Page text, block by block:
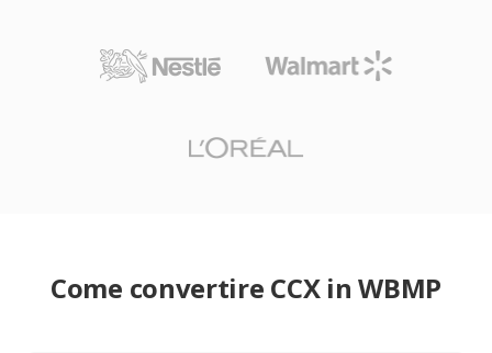
Come convertire CCX in WBMP